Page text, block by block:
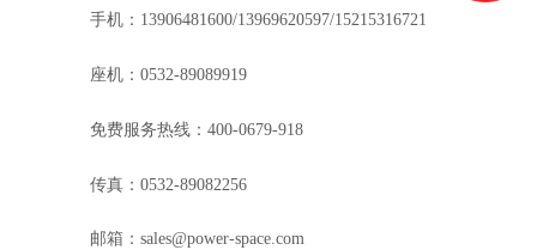
手机： 13906481600/13969620597/15215316721
座机： 0532-89089919
免费服务热线： 400-0679-918
传真： 0532-89082256
邮箱： sales@power-space.com